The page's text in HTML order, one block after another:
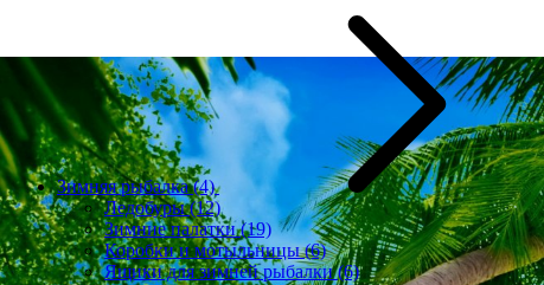
Зимняя рыбалка(4)
Ледобуры(12)
Зимние палатки(19)
Коробки и мотыльницы(6)
Ящики для зимней рыбалки(6)